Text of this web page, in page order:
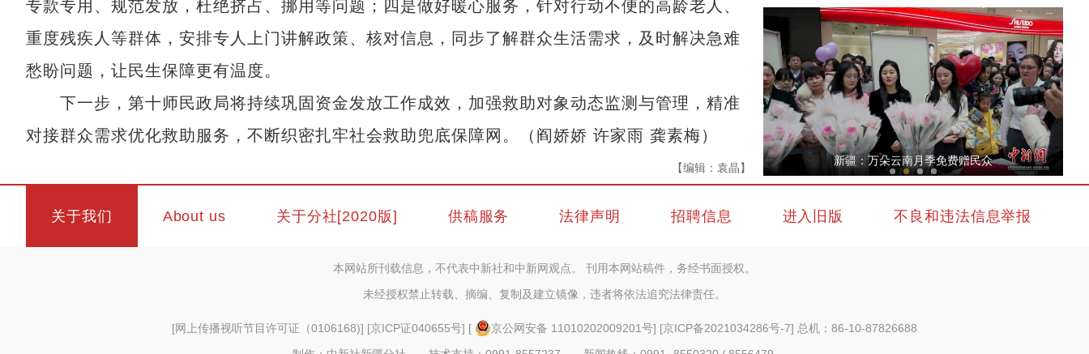
专款专用、规范发放，杜绝挤占、挪用等问题；四是做好暖心服务，针对行动不便的高龄老人、
重度残疾人等群体，安排专人上门讲解政策、核对信息，同步了解群众生活需求，及时解决急难
愁盼问题，让民生保障更有温度。
下一步，第十师民政局将持续巩固资金发放工作成效，加强救助对象动态监测与管理，精准
对接群众需求优化救助服务，不断织密扎牢社会救助兜底保障网。（阎娇娇 许家雨 龚素梅）
【编辑：袁晶】
新疆铁门关：迎数千只灰鹤越冬 冬闲农田变“
新疆：万朵云南月季免费赠民众
关于我们 About us 关于分社[2020版] 供稿服务 法律声明 招聘信息 进入旧版 不良和违法信息举报
本网站所刊载信息，不代表中新社和中新网观点。 刊用本网站稿件，务经书面授权。
未经授权禁止转载、摘编、复制及建立镜像，违者将依法追究法律责任。
[网上传播视听节目许可证（0106168)] [京ICP证040655号] [ 京公网安备 11010202009201号] [京ICP备2021034286号-7] 总机：86-10-87826688